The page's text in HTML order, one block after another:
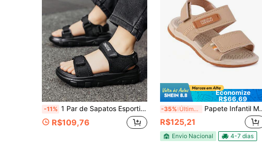
-11% 1 Par de Sapatos Esportivos Minimalistas de Verão para Crianças, Sapatos Novos para Meninos com Solas Macias, Respiráveis, Sandálias Confortáveis e Versáteis Antiderrapantes
R$109,76
Economize
R$66,69
-35% Último dia Papete Infantil Menino Klin Line Play Palha – Conforto Anatômico e Ajuste Prático
R$125,21
Envio Nacional 4-7 dias